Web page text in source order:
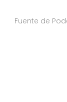
Fuente de